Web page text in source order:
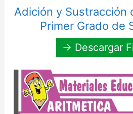
Adición y Sustracción
Primer Grado de
→ Descargar